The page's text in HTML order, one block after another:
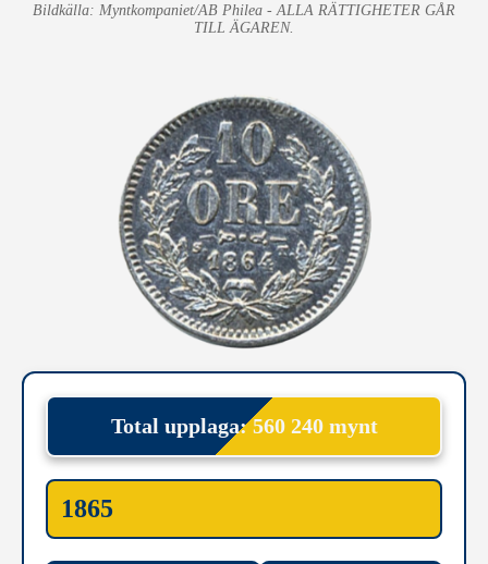
Bildkälla: Myntkompaniet/AB Philea - ALLA RÄTTIGHETER GÅR
TILL ÄGAREN.
Total upplaga: 560 240 mynt
1865